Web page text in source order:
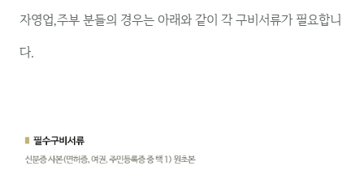
자영업,주부 분들의 경우는 아래와 같이 각 구비서류가 필요합니
다.